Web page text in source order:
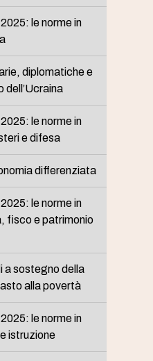
le norme in
diplomatiche e
dell’Ucraina
le norme in
e difesa
differenziata
le norme in
fisco e patrimonio
a sostegno della
alla povertà
le norme in
istruzione